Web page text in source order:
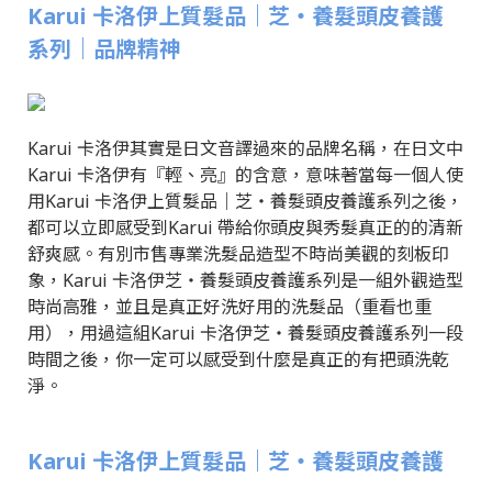
Karui 卡洛伊上質髮品｜芝‧養髮頭皮養護
系列｜品牌精神
Karui 卡洛伊其實是日文音譯過來的品牌名稱，在日文中
Karui 卡洛伊有『輕、亮』的含意，意味著當每一個人使
用Karui 卡洛伊上質髮品｜芝‧養髮頭皮養護系列之後，
都可以立即感受到Karui 帶給你頭皮與秀髮真正的的清新
舒爽感。有別市售專業洗髮品造型不時尚美觀的刻板印
象，Karui 卡洛伊芝‧養髮頭皮養護系列是一組外觀造型
時尚高雅，並且是真正好洗好用的洗髮品（重看也重
用），用過這組Karui 卡洛伊芝‧養髮頭皮養護系列一段
時間之後，你一定可以感受到什麼是真正的有把頭洗乾
淨。
Karui 卡洛伊上質髮品｜芝‧養髮頭皮養護